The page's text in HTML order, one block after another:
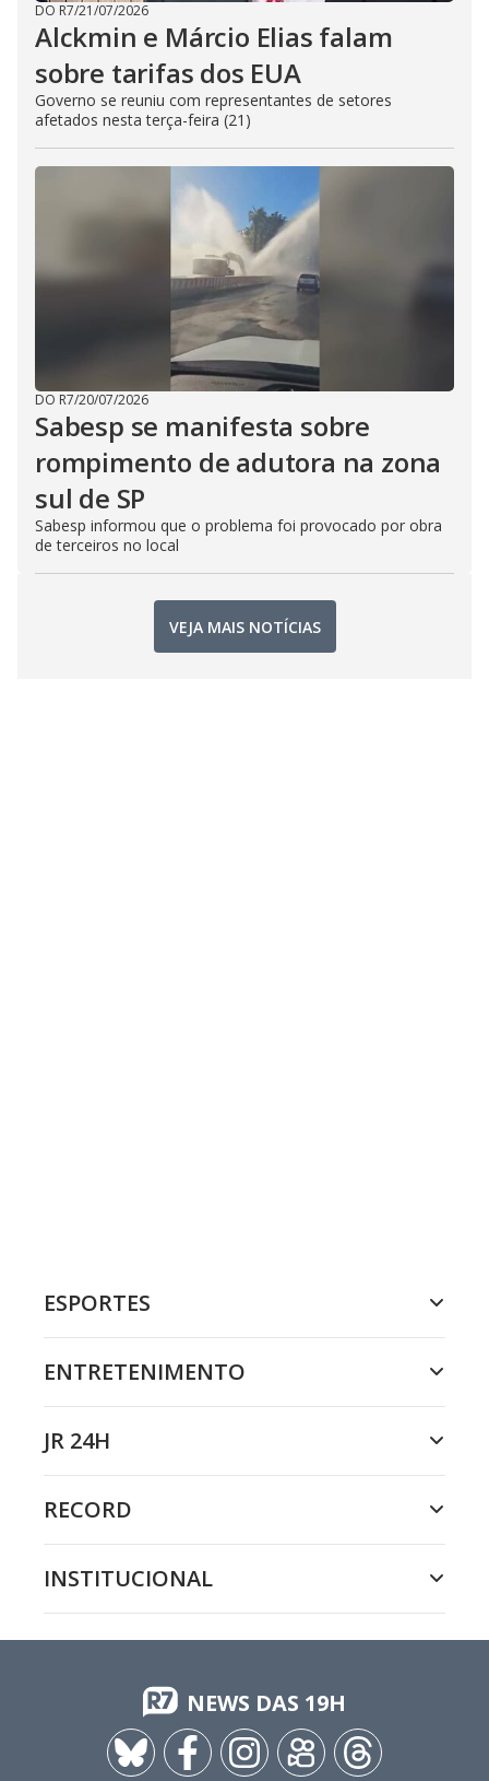
DO R7/21/07/2026
Alckmin e Márcio Elias falam
sobre tarifas dos EUA
Governo se reuniu com representantes de setores
afetados nesta terça-feira (21)
DO R7/20/07/2026
Sabesp se manifesta sobre
rompimento de adutora na zona
sul de SP
Sabesp informou que o problema foi provocado por obra
de terceiros no local
VEJA MAIS NOTÍCIAS
ESPORTES
ENTRETENIMENTO
JR 24H
RECORD
INSTITUCIONAL
NEWS DAS 19H